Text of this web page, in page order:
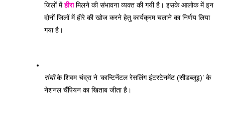
जिलों में हीरा मिलने की संभावना व्यक्त की गयी है। इसके आलोक में इन
दोनों जिलों में हीरे की खोज करने हेतु कार्यक्रम चलाने का निर्णय लिया
गया है।
रांची के शिवम चंद्रा ने ‘कान्टिनेंटल रेसलिंग इंटरटेनमेंट (सीडब्लूइ)’ के
नेशनल चैंपियन का खिताब जीता है।